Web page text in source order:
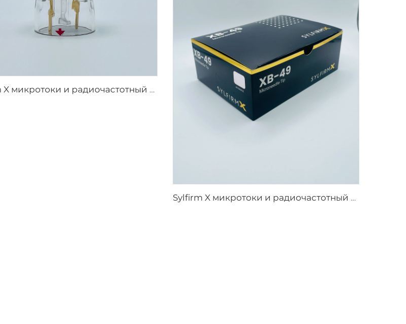
Sylfirm X микротоки и радиочастотный уход за кожей, наконечники Sylfirm X X-25
Sylfirm X микротоки и радиочастотный уход за кожей, наконечники Sylfirm X XB-49